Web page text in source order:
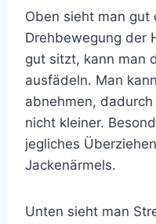
Oben sieht man gut
Drehbewegung der
gut sitzt, kann man
ausfädeln. Man
abnehmen,
nicht kleiner.
jegliches
Jackenärmels.
Unten sieht man